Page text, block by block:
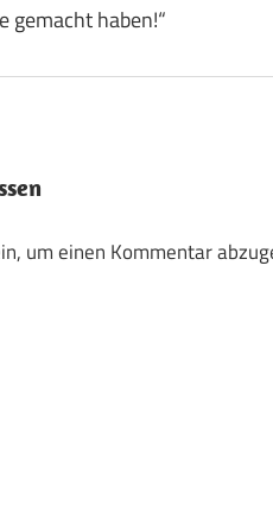
gemacht haben!“
um einen Kommentar